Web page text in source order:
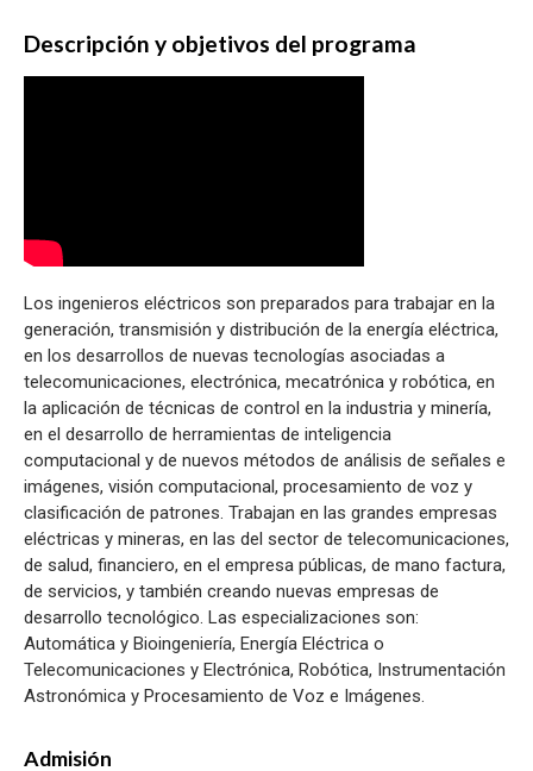
Descripción y objetivos del programa
Los ingenieros eléctricos son preparados para trabajar en la
generación, transmisión y distribución de la energía eléctrica,
en los desarrollos de nuevas tecnologías asociadas a
telecomunicaciones, electrónica, mecatrónica y robótica, en
la aplicación de técnicas de control en la industria y minería,
en el desarrollo de herramientas de inteligencia
computacional y de nuevos métodos de análisis de señales e
imágenes, visión computacional, procesamiento de voz y
clasificación de patrones. Trabajan en las grandes empresas
eléctricas y mineras, en las del sector de telecomunicaciones,
de salud, financiero, en el empresa públicas, de mano factura,
de servicios, y también creando nuevas empresas de
desarrollo tecnológico. Las especializaciones son:
Automática y Bioingeniería, Energía Eléctrica o
Telecomunicaciones y Electrónica, Robótica, Instrumentación
Astronómica y Procesamiento de Voz e Imágenes.
Admisión